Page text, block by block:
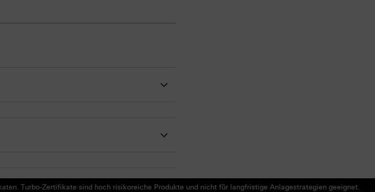
Turbo-Zertifikate sind hoch risikoreiche Produkte und nicht für langfristige Anlagestrategien geeignet.